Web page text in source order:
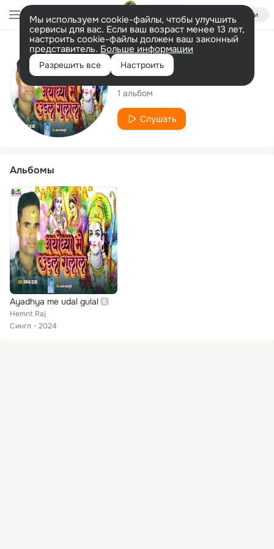
Войти
Мы используем cookie-файлы, чтобы улучшить
сервисы для вас. Если ваш возраст менее 13 лет,
настроить cookie-файлы должен ваш законный
представитель. Больше информации
Разрешить все Настроить
Исполнитель
Hemnt Raj
1 альбом
Слушать
Альбомы
Ayadhya me udal gulal
Hemnt Raj
Сингл
2024